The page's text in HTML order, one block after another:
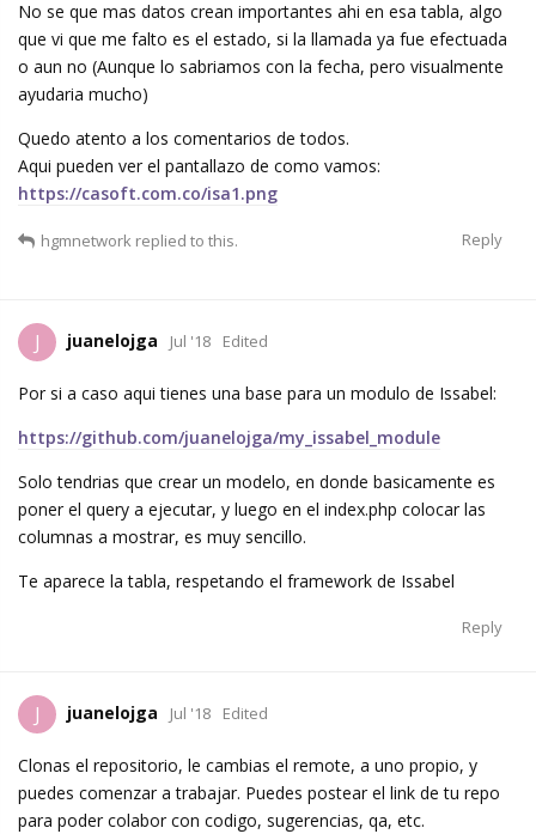
No se que mas datos crean importantes ahi en esa tabla, algo
que vi que me falto es el estado, si la llamada ya fue efectuada
o aun no (Aunque lo sabriamos con la fecha, pero visualmente
ayudaria mucho)
Quedo atento a los comentarios de todos.
Aqui pueden ver el pantallazo de como vamos:
https://casoft.com.co/isa1.png
Reply
hgmnetwork replied to this.
J juanelojga Jul '18 Edited
Por si a caso aqui tienes una base para un modulo de Issabel:
https://github.com/juanelojga/my_issabel_module
Solo tendrias que crear un modelo, en donde basicamente es
poner el query a ejecutar, y luego en el index.php colocar las
columnas a mostrar, es muy sencillo.
Te aparece la tabla, respetando el framework de Issabel
Reply
J juanelojga Jul '18 Edited
Clonas el repositorio, le cambias el remote, a uno propio, y
puedes comenzar a trabajar. Puedes postear el link de tu repo
para poder colabor con codigo, sugerencias, qa, etc.